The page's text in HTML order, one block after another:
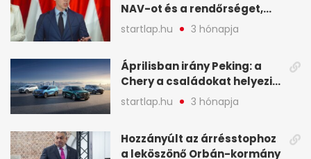
NAV-ot és a rendőrséget,
tartóztassák le a NER-es
oligarchákat - A hét
startlap.hu 3 hónapja
Áprilisban irány Peking: a
Chery a családokat helyezi
globális mobilitási
programja középpontjába
startlap.hu 3 hónapja
Hozzányúlt az árrésstophoz
a leköszönő Orbán-kormány